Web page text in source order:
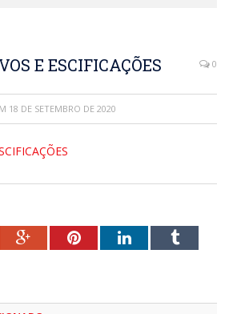
E ESCIFICAÇÕES 0
18 DE SETEMBRO DE 2020
Google+PinterestLinkedInTumblr